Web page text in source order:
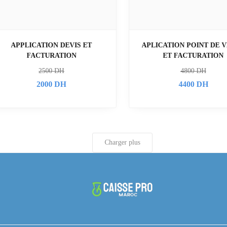
APPLICATION DEVIS ET
FACTURATION
2500DH
2000 DH
APLICATION POINT DE
ET FACTURATION
4800DH
4400DH
Charger plus